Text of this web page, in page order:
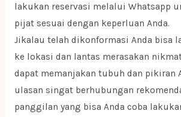
lakukan reservasi melalui Whatsapp
pijat sesuai dengan keperluan Anda.
Jikalau telah dikonformasi Anda bisa
ke lokasi dan lantas merasakan
dapat memanjakan tubuh dan pikiran
ulasan singat berhubungan
panggilan yang bisa Anda coba